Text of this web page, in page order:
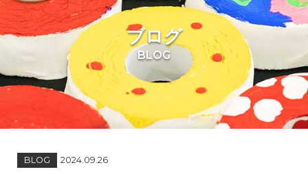
ブログ
BLOG
BLOG 2024.09.26